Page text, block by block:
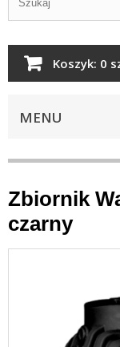
Koszyk: 0
MENU
Zbiornik
czarny